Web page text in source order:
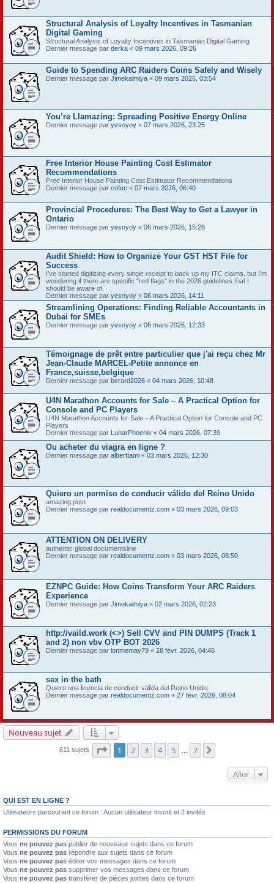
Structural Analysis of Loyalty Incentives in Tasmanian
Digital Gaming
Structural Analysis of Loyalty Incentives in Tasmanian Digital Gaming
Dernier message par derka « 09 mars 2026, 09:26
Guide to Spending ARC Raiders Coins Safely and Wisely
Dernier message par Jimekalmiya « 09 mars 2026, 03:54
You’re Llamazing: Spreading Positive Energy Online
Dernier message par yesoyoy « 07 mars 2026, 23:25
Free Interior House Painting Cost Estimator
Recommendations
Free Interior House Painting Cost Estimator Recommendations
Dernier message par cofec « 07 mars 2026, 06:40
Provincial Procedures: The Best Way to Get a Lawyer in
Ontario
Dernier message par yesoyoy « 06 mars 2026, 15:28
Audit Shield: How to Organize Your GST HST File for
Success
I’ve started digitizing every single receipt to back up my ITC claims, but I’m
wondering if there are specific "red flags" in the 2026 guidelines that I
should be aware of.
Dernier message par yesoyoy « 06 mars 2026, 14:11
Streamlining Operations: Finding Reliable Accountants in
Dubai for SMEs
Dernier message par yesoyoy « 06 mars 2026, 12:33
Témoignage de prêt entre particulier que j'ai reçu chez Mr
Jean-Claude MARCEL-Petite annonce en
France,suisse,belgique
Dernier message par berard2026 « 04 mars 2026, 10:48
U4N Marathon Accounts for Sale – A Practical Option for
Console and PC Players
U4N Marathon Accounts for Sale – A Practical Option for Console and PC
Players
Dernier message par LunarPhoenix « 04 mars 2026, 07:39
Ou acheter du viagra en ligne ?
Dernier message par alberttami « 03 mars 2026, 12:30
Quiero un permiso de conducir válido del Reino Unido
amazing post
Dernier message par realdocumentz.com « 03 mars 2026, 09:03
ATTENTION ON DELIVERY
authentic global documentsline
Dernier message par realdocumentz.com « 03 mars 2026, 08:50
EZNPC Guide: How Coins Transform Your ARC Raiders
Experience
Dernier message par Jimekalmiya « 02 mars 2026, 02:23
http://vaild.work (<>) Sell CVV and PIN DUMPS (Track 1
and 2) non vbv OTP BOT 2026
Dernier message par lonmemay79 « 28 févr. 2026, 04:46
sex in the bath
Quiero una licencia de conducir válida del Reino Unido:
Dernier message par realdocumentz.com « 27 févr. 2026, 08:04
Nouveau sujet
611 sujets Page sur7
1 2 3 4 5 7
Aller
QUI EST EN LIGNE ?
Utilisateurs parcourant ce forum : Aucun utilisateur inscrit et 2 invités
PERMISSIONS DU FORUM
Vous ne pouvez pas publier de nouveaux sujets dans ce forum
Vous ne pouvez pas répondre aux sujets dans ce forum
Vous ne pouvez pas éditer vos messages dans ce forum
Vous ne pouvez pas supprimer vos messages dans ce forum
Vous ne pouvez pas transférer de pièces jointes dans ce forum